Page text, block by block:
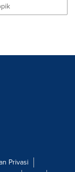
Privasi